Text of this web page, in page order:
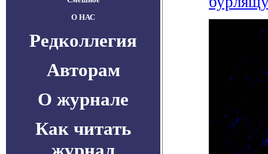
О НАС
Редколлегия
Авторам
О журнале
Как читать